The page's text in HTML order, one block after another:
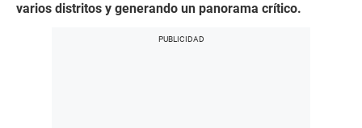
varios distritos y generando un panorama crítico.